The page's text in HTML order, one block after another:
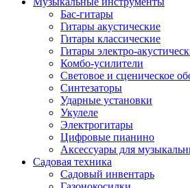
Бас-гитары
Гитары акустические
Гитары классические
Гитары электро-
Комбо-усилители
Световое и сценическое
Синтезаторы
Ударные установки
Укулеле
Электрогитары
Цифровые пианино
Аксессуары для
Садовая техника
Садовый инвентарь